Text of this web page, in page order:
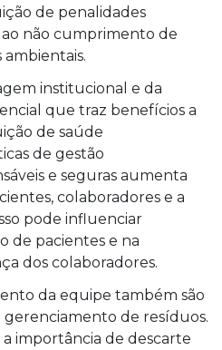
de penalidades
não cumprimento de
institucional e da
que traz benefícios a
de saúde
de gestão
e seguras aumenta
colaboradores e a
pode influenciar
de pacientes e na
dos colaboradores.
da equipe também são
de resíduos.
importância de descarte